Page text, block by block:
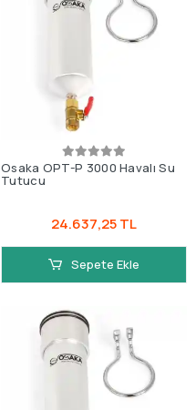
Osaka OPT-P 3000 Havalı Su
Tutucu
24.637,25 TL
Sepete Ekle